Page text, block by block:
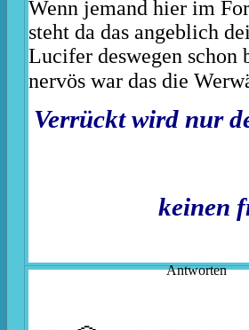
Wenn jemand hier im
steht da das angeblich
Lucifer deswegen
nervös war das die
Verrückt
der
keinen
Antworten